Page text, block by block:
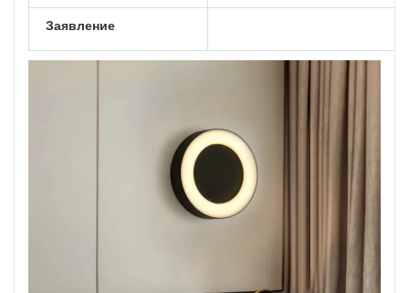
Заявление